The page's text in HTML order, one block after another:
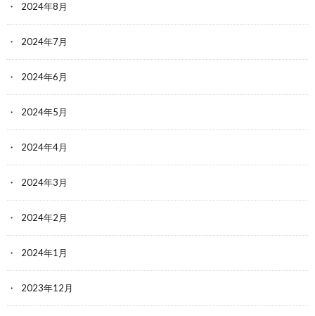
2024年8月
2024年7月
2024年6月
2024年5月
2024年4月
2024年3月
2024年2月
2024年1月
2023年12月